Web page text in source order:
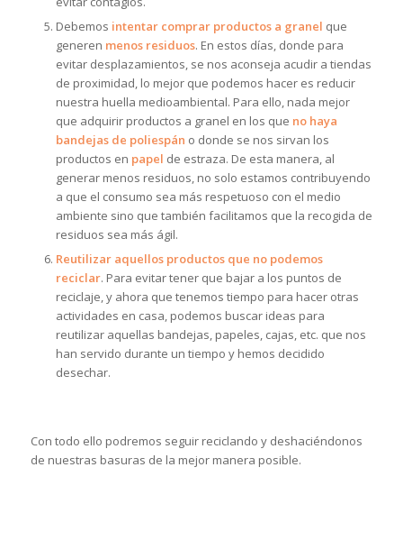
Debemos intentar comprar productos a granel que
generen menos residuos. En estos días, donde para
evitar desplazamientos, se nos aconseja acudir a tiendas
de proximidad, lo mejor que podemos hacer es reducir
nuestra huella medioambiental. Para ello, nada mejor
que adquirir productos a granel en los que no haya
bandejas de poliespán o donde se nos sirvan los
productos en papel de estraza. De esta manera, al
generar menos residuos, no solo estamos contribuyendo
a que el consumo sea más respetuoso con el medio
ambiente sino que también facilitamos que la recogida de
residuos sea más ágil.
Reutilizar aquellos productos que no podemos
reciclar. Para evitar tener que bajar a los puntos de
reciclaje, y ahora que tenemos tiempo para hacer otras
actividades en casa, podemos buscar ideas para
reutilizar aquellas bandejas, papeles, cajas, etc. que nos
han servido durante un tiempo y hemos decidido
desechar.
Con todo ello podremos seguir reciclando y deshaciéndonos
de nuestras basuras de la mejor manera posible.